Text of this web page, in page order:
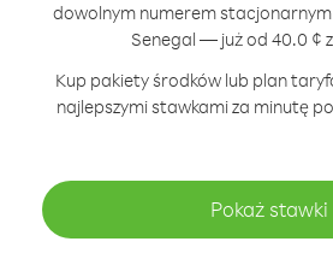
dowolnym numerem
Senegal — już od 40.0 ¢
Kup pakiety środków lub plan
najlepszymi stawkami za minutę
Pokaż stawki